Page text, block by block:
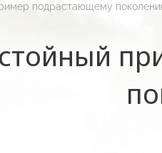
подрастающему